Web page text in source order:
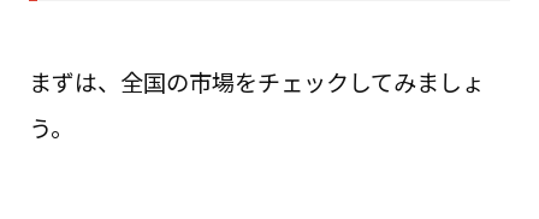
まずは、全国の市場をチェックしてみましょ
う。